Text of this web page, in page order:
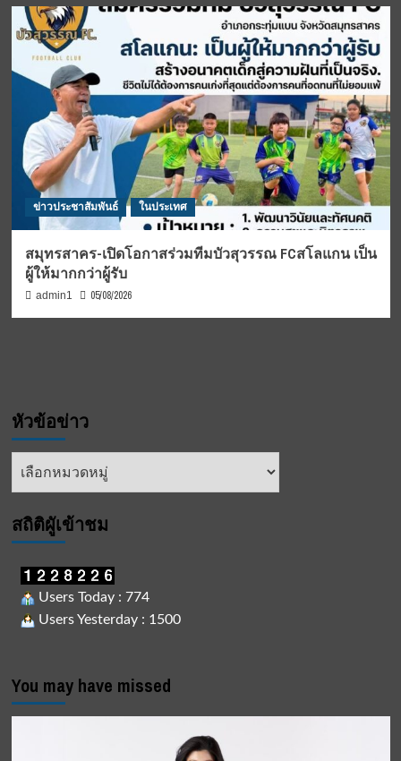
ข่าวประชาสัมพันธ์ ในประเทศ
สมุทรสาคร-เปิดโอกาสร่วมทีมบัวสุวรรณ FCสโลแกน เป็น
ผู้ให้มากกว่าผู้รับ
admin1 05/08/2026
หัวข้อข่าว
หัวข้อ
สถิติผูัเข้าชม
Users Today : 774
Users Yesterday : 1500
You may have missed